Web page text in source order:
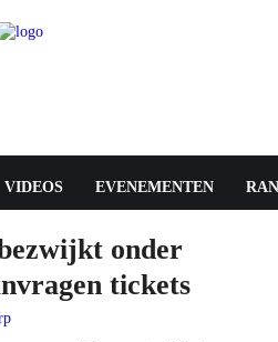
VIDEOS EVENEMENTEN
onder
tickets